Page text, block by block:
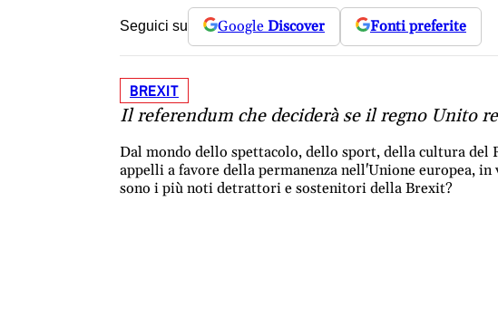
Seguici su Google Discover Fonti preferite
BREXIT
Il referendum che deciderà se il regno Unito
Dal mondo dello spettacolo, dello sport, della cultura del
appelli a favore della permanenza nell'Unione europea, in
sono i più noti detrattori e sostenitori della Brexit?